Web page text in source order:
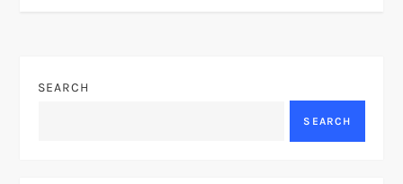
v
SEARCH
SEARCH